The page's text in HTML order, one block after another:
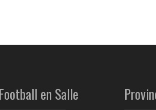
en Salle